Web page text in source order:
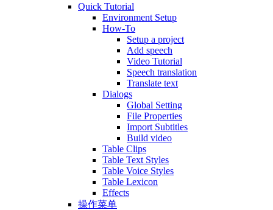
Quick Tutorial
Environment Setup
How-To
Setup a project
Add speech
Video Tutorial
Speech translation
Translate text
Dialogs
Global Setting
File Properties
Import Subtitles
Build video
Table Clips
Table Text Styles
Table Voice Styles
Table Lexicon
Effects
操作菜单